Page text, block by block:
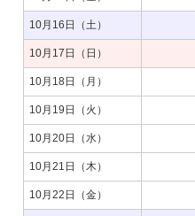
10月16日（土）
10月17日（日）
10月18日（月）
10月19日（火）
10月20日（水）
10月21日（木）
10月22日（金）